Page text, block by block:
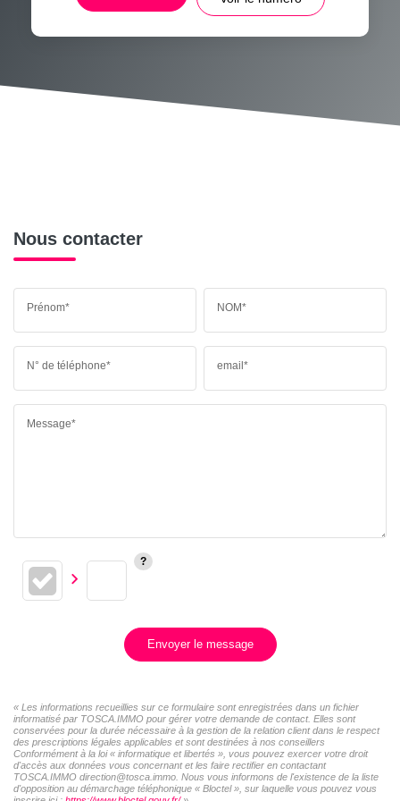
MÉDECINS
Nous contacter
Prénom* NOM*
N° de téléphone* email*
Message*
Envoyer le message
« Les informations recueillies sur ce formulaire sont enregistrées dans un fichier
informatisé par TOSCA.IMMO pour gérer votre demande de contact. Elles sont
conservées pour la durée nécessaire à la gestion de la relation client dans le respect
des prescriptions légales applicables et sont destinées à nos conseillers
Conformément à la loi « informatique et libertés », vous pouvez exercer votre droit
d'accès aux données vous concernant et les faire rectifier en contactant
TOSCA.IMMO direction@tosca.immo. Nous vous informons de l'existence de la liste
d'opposition au démarchage téléphonique « Bloctel », sur laquelle vous pouvez vous